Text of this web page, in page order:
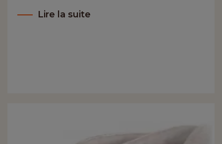
Lire la suite